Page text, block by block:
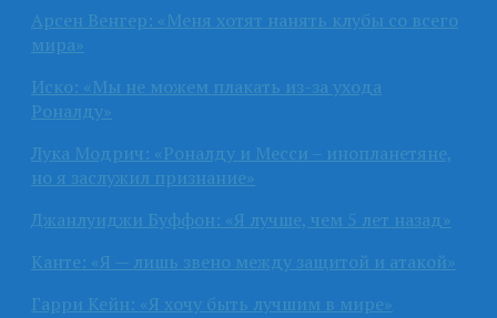
Арсен Венгер: «Меня хотят нанять клубы со всего
мира»
Иско: «Мы не можем плакать из-за ухода
Роналду»
Лука Модрич: «Роналду и Месси – инопланетяне,
но я заслужил признание»
Джанлуиджи Буффон: «Я лучше, чем 5 лет назад»
Канте: «Я — лишь звено между защитой и атакой»
Гарри Кейн: «Я хочу быть лучшим в мире»